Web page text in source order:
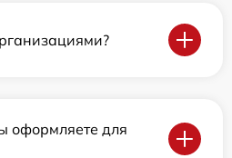
оформляете для